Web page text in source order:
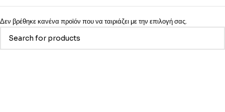
Δεν βρέθηκε κανένα προϊόν που να ταιριάζει με την επιλογή σας.